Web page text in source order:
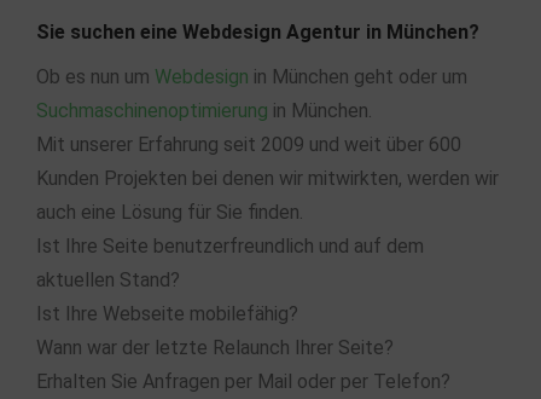
Sie suchen eine Webdesign Agentur in München?
Ob es nun um Webdesign in München geht oder um
Suchmaschinenoptimierung in München.
Mit unserer Erfahrung seit 2009 und weit über 600
Kunden Projekten bei denen wir mitwirkten, werden wir
auch eine Lösung für Sie finden.
Ist Ihre Seite benutzerfreundlich und auf dem
aktuellen Stand?
Ist Ihre Webseite mobilefähig?
Wann war der letzte Relaunch Ihrer Seite?
Erhalten Sie Anfragen per Mail oder per Telefon?